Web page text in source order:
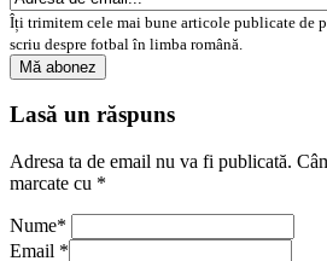
Îți trimitem cele mai bune articole publicate de
scriu despre fotbal în limba română.
Lasă un răspuns
Adresa ta de email nu va fi publicată.
marcate cu *
Nume*
Email *